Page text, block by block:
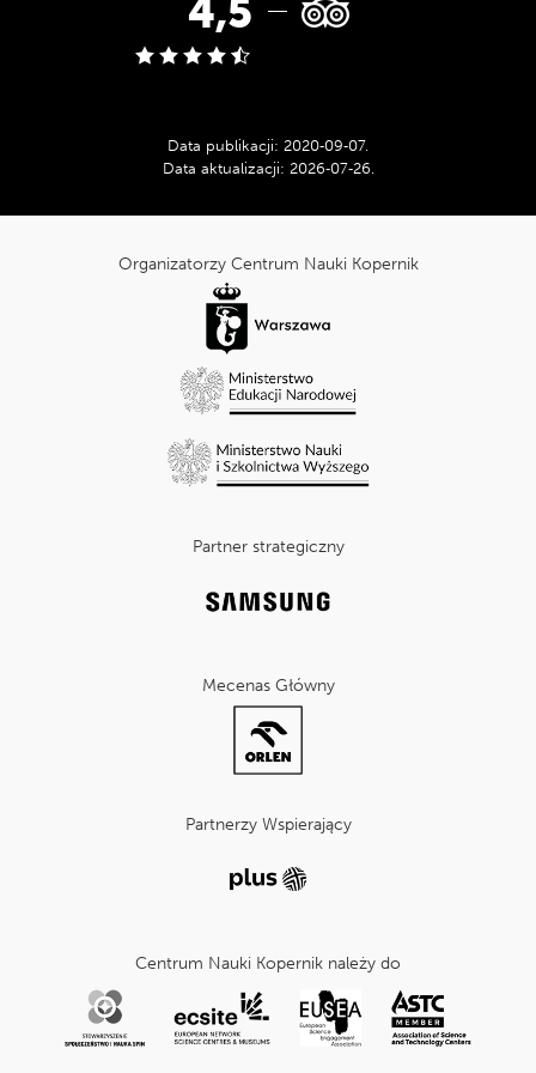
Ocena
w
serwisie
Tripadvisor:
4,5
Data publikacji: 2020‑09‑07.
Data aktualizacji: 2026‑07‑26.
Organizatorzy Centrum Nauki Kopernik
Partner strategiczny
Mecenas Główny
Partnerzy Wspierający
Centrum Nauki Kopernik należy do